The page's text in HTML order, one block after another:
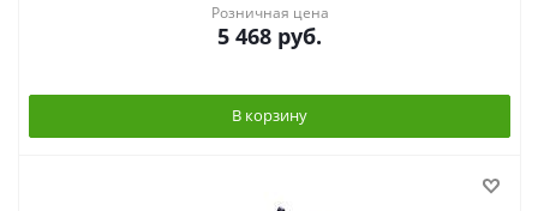
Розничная цена
5 468 руб.
В корзину